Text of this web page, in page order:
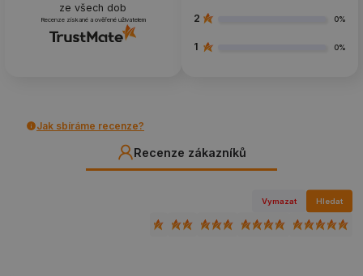
ze všech dob
Recenze získané a ověřené uživatelem 2 0%
1 0%
Jak sbíráme recenze?
Recenze zákazníků
Vymazat Hledat